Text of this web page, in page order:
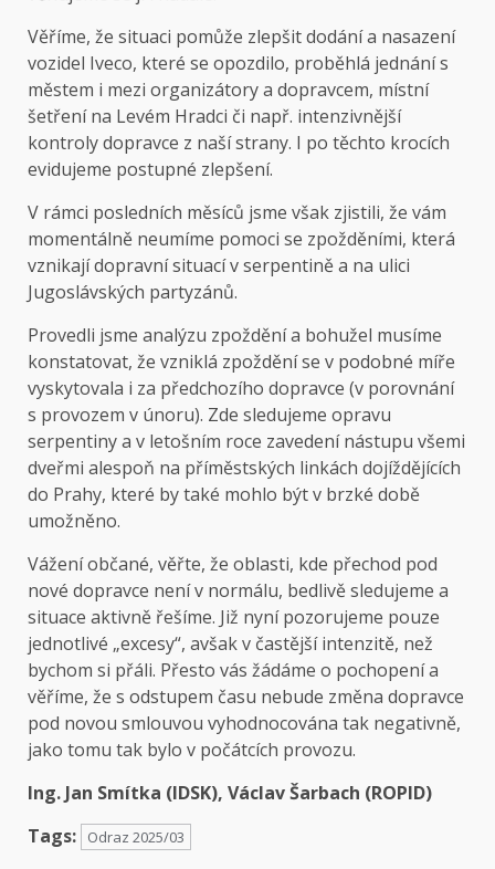
Věříme, že situaci pomůže zlepšit dodání a nasazení
vozidel Iveco, které se opozdilo, proběhlá jednání s
městem i mezi organizátory a dopravcem, místní
šetření na Levém Hradci či např. intenzivnější
kontroly dopravce z naší strany. I po těchto krocích
evidujeme postupné zlepšení.
V rámci posledních měsíců jsme však zjistili, že vám
momentálně neumíme pomoci se zpožděními, která
vznikají dopravní situací v serpentině a na ulici
Jugoslávských partyzánů.
Provedli jsme analýzu zpoždění a bohužel musíme
konstatovat, že vzniklá zpoždění se v podobné míře
vyskytovala i za předchozího dopravce (v porovnání
s provozem v únoru). Zde sledujeme opravu
serpentiny a v letošním roce zavedení nástupu všemi
dveřmi alespoň na příměstských linkách dojíždějících
do Prahy, které by také mohlo být v brzké době
umožněno.
Vážení občané, věřte, že oblasti, kde přechod pod
nové dopravce není v normálu, bedlivě sledujeme a
situace aktivně řešíme. Již nyní pozorujeme pouze
jednotlivé „excesy“, avšak v častější intenzitě, než
bychom si přáli. Přesto vás žádáme o pochopení a
věříme, že s odstupem času nebude změna dopravce
pod novou smlouvou vyhodnocována tak negativně,
jako tomu tak bylo v počátcích provozu.
Ing. Jan Smítka (IDSK), Václav Šarbach (ROPID)
Tags:
Odraz 2025/03